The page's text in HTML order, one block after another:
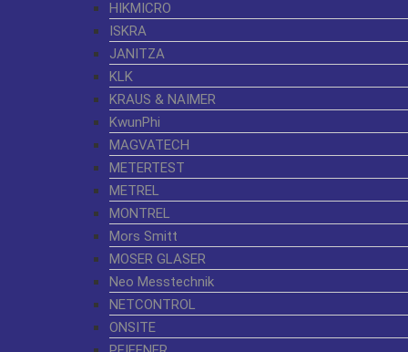
HIKMICRO
ISKRA
JANITZA
KLK
KRAUS & NAIMER
KwunPhi
MAGVATECH
METERTEST
METREL
MONTREL
Mors Smitt
MOSER GLASER
Neo Messtechnik
NETCONTROL
ONSITE